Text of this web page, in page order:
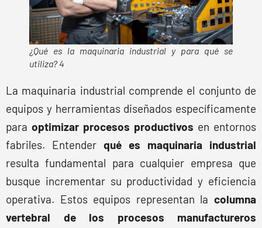
¿Qué es la maquinaria industrial y para qué se
utiliza? 4
La maquinaria industrial comprende el conjunto de
equipos y herramientas diseñados específicamente
para optimizar procesos productivos en entornos
fabriles. Entender qué es maquinaria industrial
resulta fundamental para cualquier empresa que
busque incrementar su productividad y eficiencia
operativa. Estos equipos representan la columna
vertebral de los procesos manufactureros